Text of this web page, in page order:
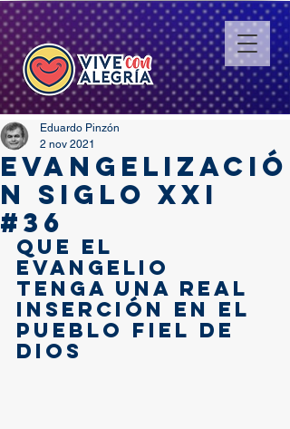
EVANGELIZACIÓ
N SIGLO XXI
#36
Eduardo Pinzón
2 nov 2021
Que el
Evangelio
tenga una real
inserción en el
Pueblo fiel de
Dios